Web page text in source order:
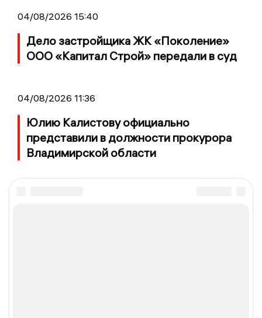
04/08/2026 15:40
Дело застройщика ЖК «Поколение»
ООО «Капитал Строй» передали в суд
04/08/2026 11:36
Юлию Калистову официально
представили в должности прокурора
Владимирской области